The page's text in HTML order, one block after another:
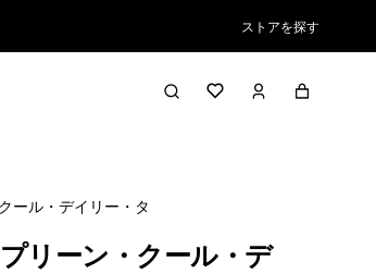
ストアを探す
ール・デイリー・タンク
リーン・クール・デ